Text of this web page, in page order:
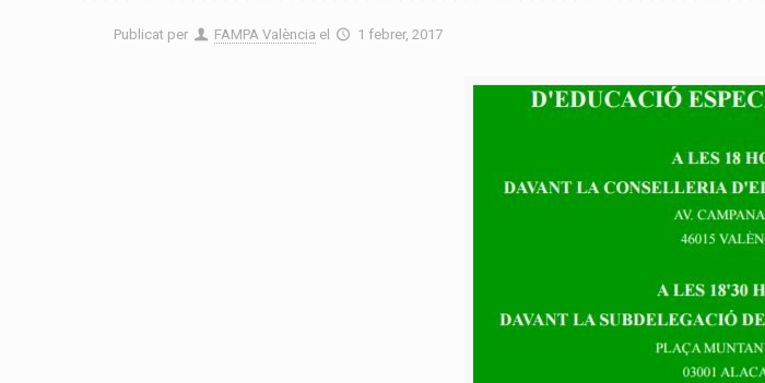
Publicat per FAMPA València el 1 febrer, 2017